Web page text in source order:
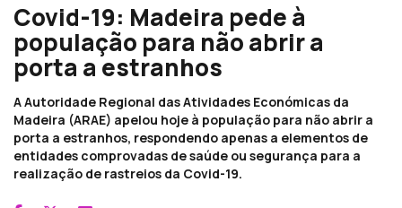
Covid-19: Madeira pede à
população para não abrir a
porta a estranhos
A Autoridade Regional das Atividades Económicas da
Madeira (ARAE) apelou hoje à população para não abrir a
porta a estranhos, respondendo apenas a elementos de
entidades comprovadas de saúde ou segurança para a
realização de rastreios da Covid-19.